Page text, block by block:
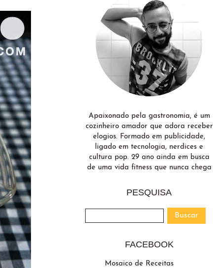
Apaixonado pela gastronomia, é um
cozinheiro amador que adora receber
elogios. Formado em publicidade,
ligado em tecnologia, nerdices e
cultura pop. 29 ano ainda em busca
de uma vida fitness que nunca chega
PESQUISA
FACEBOOK
Mosaico de Receitas